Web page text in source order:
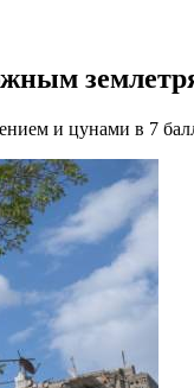
и цунами в 7